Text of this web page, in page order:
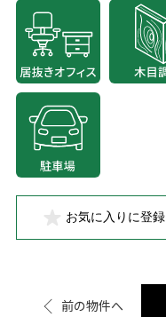
お気に入りに登録
前の物件へ